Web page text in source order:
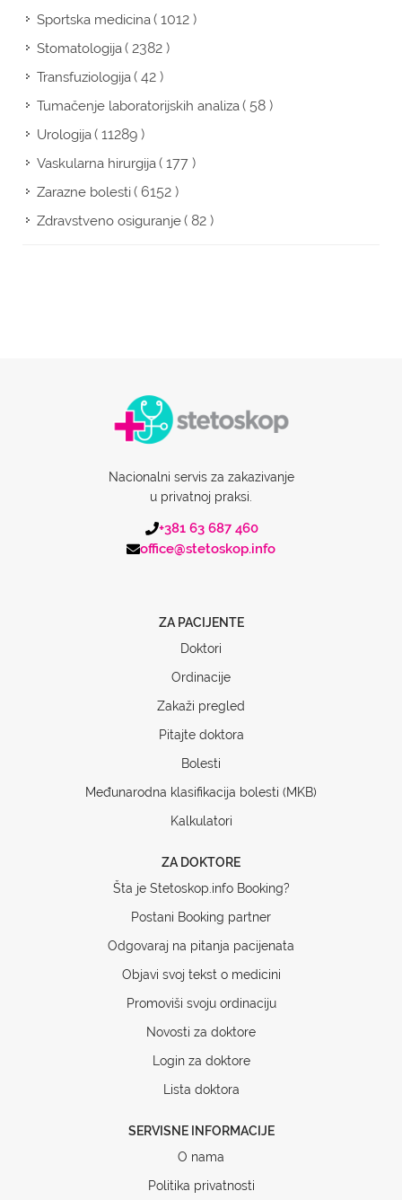
Sportska medicina( 1012 )
Stomatologija( 2382 )
Transfuziologija( 42 )
Tumačenje laboratorijskih analiza( 58 )
Urologija( 11289 )
Vaskularna hirurgija( 177 )
Zarazne bolesti( 6152 )
Zdravstveno osiguranje( 82 )
Nacionalni servis za zakazivanje
u privatnoj praksi.
+381 63 687 460
office@stetoskop.info
ZA PACIJENTE
Doktori
Ordinacije
Zakaži pregled
Pitajte doktora
Bolesti
Međunarodna klasifikacija bolesti (MKB)
Kalkulatori
ZA DOKTORE
Šta je Stetoskop.info Booking?
Postani Booking partner
Odgovaraj na pitanja pacijenata
Objavi svoj tekst o medicini
Promoviši svoju ordinaciju
Novosti za doktore
Login za doktore
Lista doktora
SERVISNE INFORMACIJE
O nama
Politika privatnosti